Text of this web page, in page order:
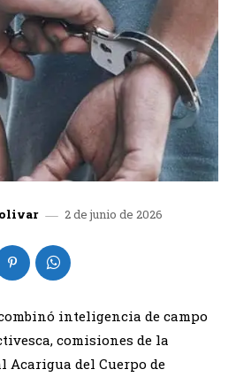
2 de junio de 2026
inteligencia de campo
comisiones de la
del Cuerpo de